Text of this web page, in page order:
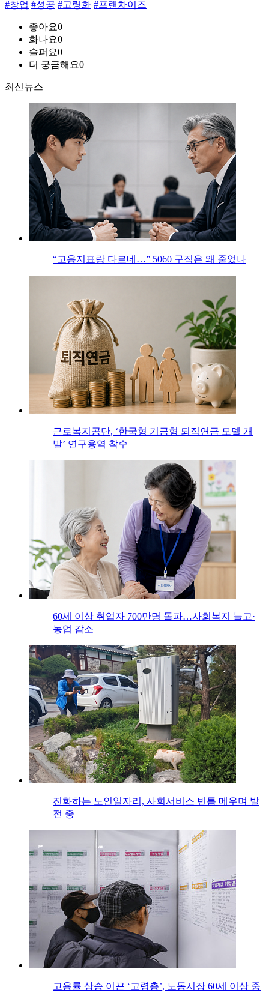
#창업 #성공 #고령화 #프랜차이즈
좋아요0
화나요0
슬퍼요0
더 궁금해요0
최신뉴스
“고용지표랑 다르네…” 5060 구직은 왜 줄었나
근로복지공단, ‘한국형 기금형 퇴직연금 모델 개
발’ 연구용역 착수
60세 이상 취업자 700만명 돌파…사회복지 늘고·
농업 감소
진화하는 노인일자리, 사회서비스 빈틈 메우며 발
전 중
고용률 상승 이끈 ‘고령층’, 노동시장 60세 이상 중